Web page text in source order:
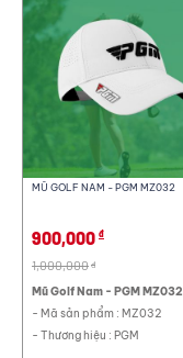
MŨ GOLF NAM - PGM MZ032
900,000 đ
1,000,000 đ
Mũ Golf Nam - PGM MZ032
- Mã sản phẩm : MZ032
- Thương hiệu : PGM